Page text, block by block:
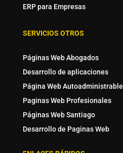
ERP para Empresas
SERVICIOS OTROS
Páginas Web Abogados
Desarrollo de aplicaciones
Página Web Autoadministrable
Paginas Web Profesionales
Páginas Web Santiago
Desarrollo de Paginas Web